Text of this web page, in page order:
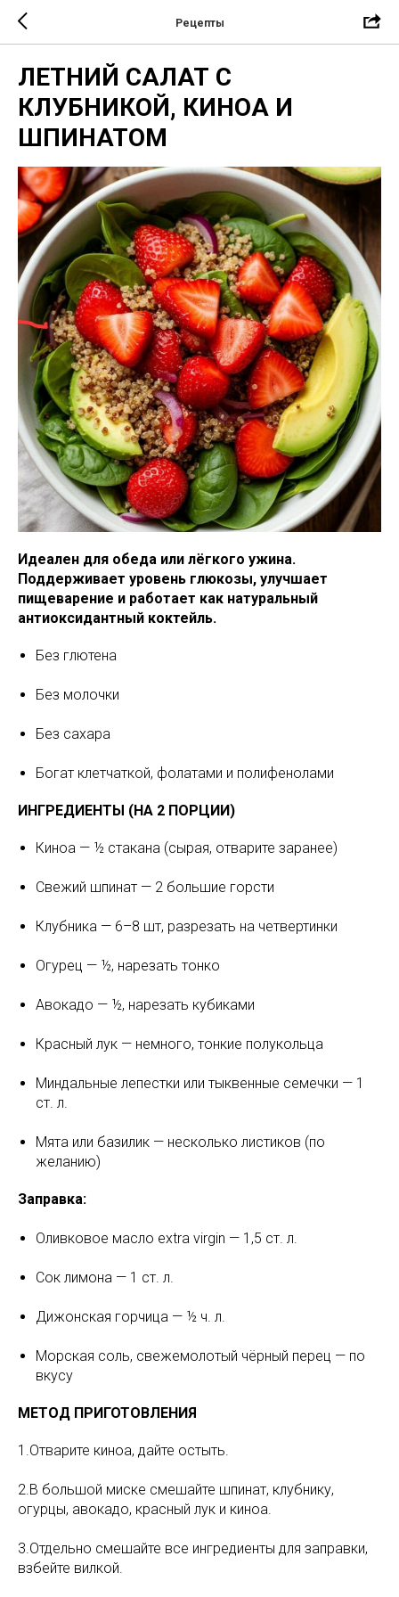
Рецепты
ЛЕТНИЙ САЛАТ С
КЛУБНИКОЙ, КИНОА И
ШПИНАТОМ
Идеален для обеда или лёгкого ужина.
Поддерживает уровень глюкозы, улучшает
пищеварение и работает как натуральный
антиоксидантный коктейль.
Без глютена
Без молочки
Без сахара
Богат клетчаткой, фолатами и полифенолами
ИНГРЕДИЕНТЫ (НА 2 ПОРЦИИ)
Киноа — ½ стакана (сырая, отварите заранее)
Свежий шпинат — 2 большие горсти
Клубника — 6–8 шт, разрезать на четвертинки
Огурец — ½, нарезать тонко
Авокадо — ½, нарезать кубиками
Красный лук — немного, тонкие полукольца
Миндальные лепестки или тыквенные семечки — 1
ст. л.
Мята или базилик — несколько листиков (по
желанию)
Заправка:
Оливковое масло extra virgin — 1,5 ст. л.
Сок лимона — 1 ст. л.
Дижонская горчица — ½ ч. л.
Морская соль, свежемолотый чёрный перец — по
вкусу
МЕТОД ПРИГОТОВЛЕНИЯ
1.Отварите киноа, дайте остыть.
2.В большой миске смешайте шпинат, клубнику,
огурцы, авокадо, красный лук и киноа.
3.Отдельно смешайте все ингредиенты для заправки,
взбейте вилкой.